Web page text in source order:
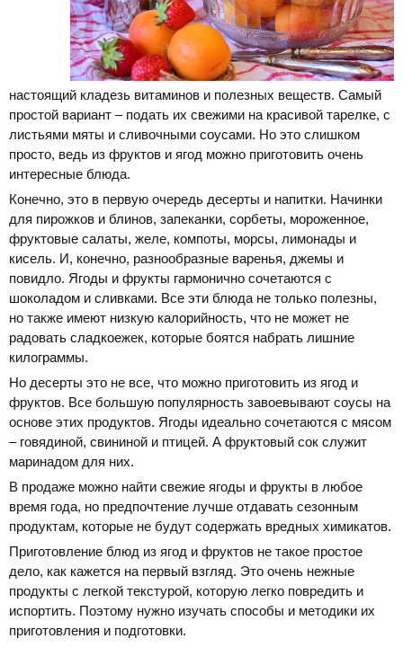
настоящий кладезь витаминов и полезных веществ. Самый
простой вариант – подать их свежими на красивой тарелке, с
листьями мяты и сливочными соусами. Но это слишком
просто, ведь из фруктов и ягод можно приготовить очень
интересные блюда.
Конечно, это в первую очередь десерты и напитки. Начинки
для пирожков и блинов, запеканки, сорбеты, мороженное,
фруктовые салаты, желе, компоты, морсы, лимонады и
кисель. И, конечно, разнообразные варенья, джемы и
повидло. Ягоды и фрукты гармонично сочетаются с
шоколадом и сливками. Все эти блюда не только полезны,
но также имеют низкую калорийность, что не может не
радовать сладкоежек, которые боятся набрать лишние
килограммы.
Но десерты это не все, что можно приготовить из ягод и
фруктов. Все большую популярность завоевывают соусы на
основе этих продуктов. Ягоды идеально сочетаются с мясом
– говядиной, свининой и птицей. А фруктовый сок служит
маринадом для них.
В продаже можно найти свежие ягоды и фрукты в любое
время года, но предпочтение лучше отдавать сезонным
продуктам, которые не будут содержать вредных химикатов.
Приготовление блюд из ягод и фруктов не такое простое
дело, как кажется на первый взгляд. Это очень нежные
продукты с легкой текстурой, которую легко повредить и
испортить. Поэтому нужно изучать способы и методики их
приготовления и подготовки.